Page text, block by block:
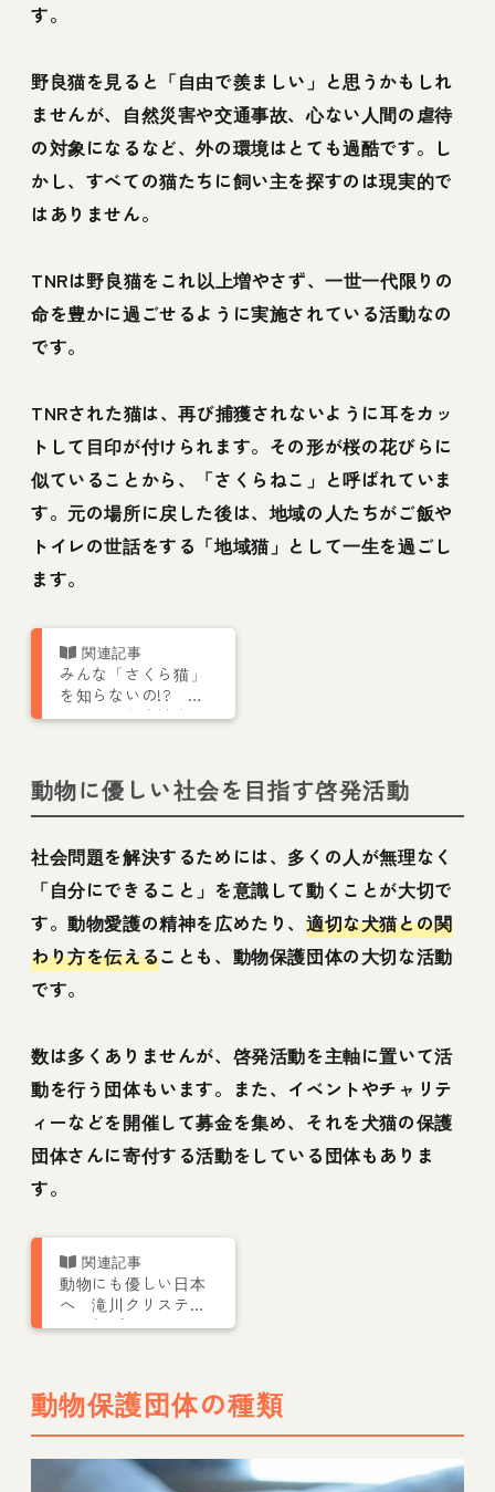
す。
野良猫を見ると「自由で羨ましい」と思うかもしれ
ませんが、自然災害や交通事故、心ない人間の虐待
の対象になるなど、外の環境はとても過酷です。し
かし、すべての猫たちに飼い主を探すのは現実的で
はありません。
TNRは野良猫をこれ以上増やさず、一世一代限りの
命を豊かに過ごせるように実施されている活動なの
です。
TNRされた猫は、再び捕獲されないように耳をカッ
トして目印が付けられます。その形が桜の花びらに
似ていることから、「さくらねこ」と呼ばれていま
す。元の場所に戻した後は、地域の人たちがご飯や
トイレの世話をする「地域猫」として一生を過ごし
ます。
みんな「さくら猫」
を知らないの!? ネ
コリパが島忠社内で
動物に優しい社会を目指す啓発活動
社会問題を解決するためには、多くの人が無理なく
「自分にできること」を意識して動くことが大切で
す。動物愛護の精神を広めたり、適切な犬猫との関
わり方を伝えることも、動物保護団体の大切な活動
です。
数は多くありませんが、啓発活動を主軸に置いて活
動を行う団体もいます。また、イベントやチャリテ
ィーなどを開催して募金を集め、それを犬猫の保護
団体さんに寄付する活動をしている団体もありま
す。
動物にも優しい日本
へ 滝川クリステル
さん新プロジェクト
動物保護団体の種類